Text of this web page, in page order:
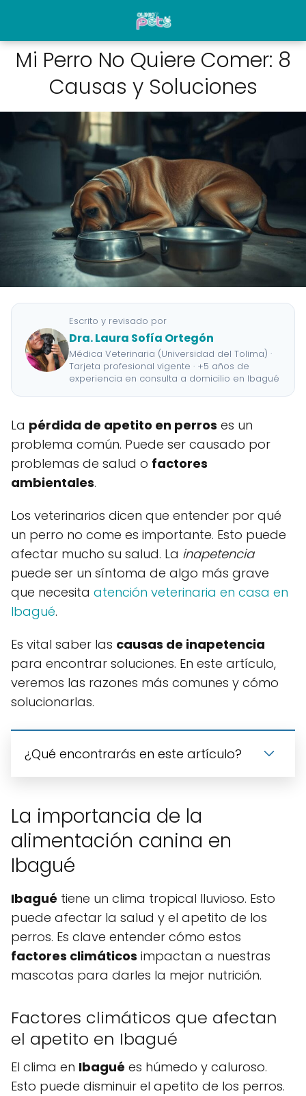
Mi Perro No Quiere Comer: 8
Causas y Soluciones
Escrito y revisado por
Dra. Laura Sofía Ortegón
Médica Veterinaria (Universidad del Tolima) ·
Tarjeta profesional vigente · +5 años de
experiencia en consulta a domicilio en Ibagué
La pérdida de apetito en perros es un
problema común. Puede ser causado por
problemas de salud o factores
ambientales.
Los veterinarios dicen que entender por qué
un perro no come es importante. Esto puede
afectar mucho su salud. La inapetencia
puede ser un síntoma de algo más grave
que necesita atención veterinaria en casa en
Ibagué.
Es vital saber las causas de inapetencia
para encontrar soluciones. En este artículo,
veremos las razones más comunes y cómo
solucionarlas.
¿Qué encontrarás en este artículo?
La importancia de la
alimentación canina en
Ibagué
Ibagué tiene un clima tropical lluvioso. Esto
puede afectar la salud y el apetito de los
perros. Es clave entender cómo estos
factores climáticos impactan a nuestras
mascotas para darles la mejor nutrición.
Factores climáticos que afectan
el apetito en Ibagué
El clima en Ibagué es húmedo y caluroso.
Esto puede disminuir el apetito de los perros.